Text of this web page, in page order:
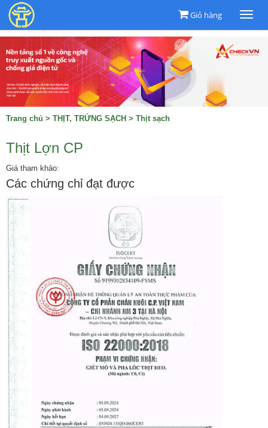
Giỏ hàng
Trang chủ > THỊT, TRỨNG SẠCH > Thịt sạch
Thịt Lợn CP
Giá tham khảo:
Các chứng chỉ đạt được